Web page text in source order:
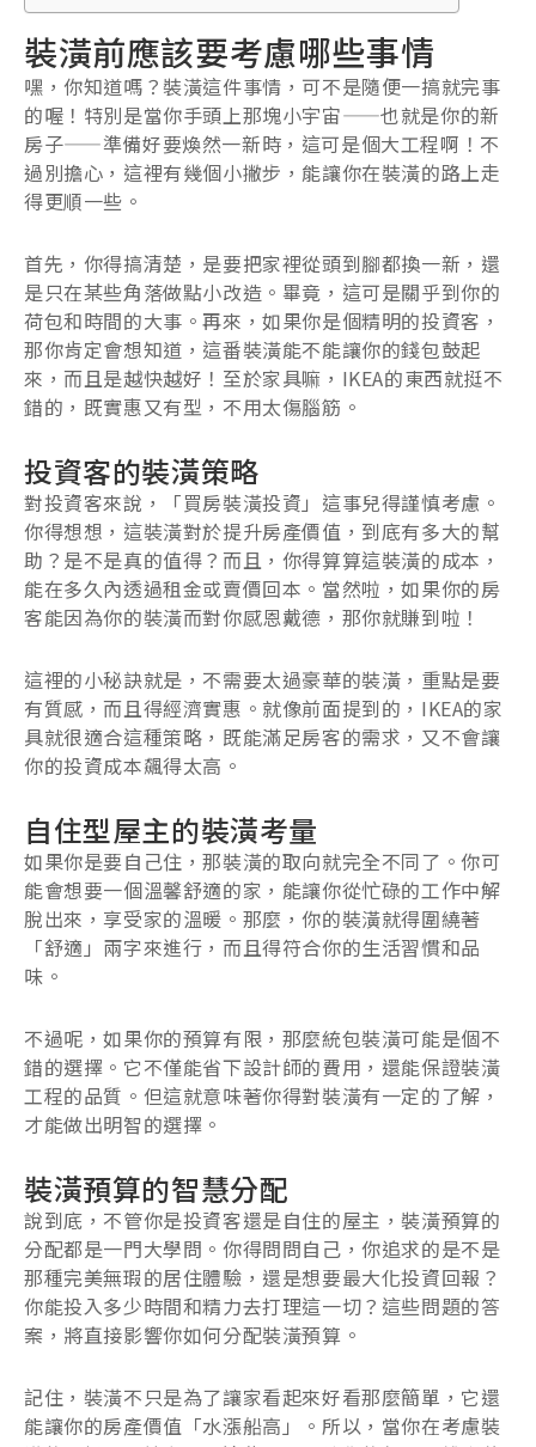
裝潢前應該要考慮哪些事情
嘿，你知道嗎？裝潢這件事情，可不是隨便一搞就完事
的喔！特別是當你手頭上那塊小宇宙——也就是你的新
房子——準備好要煥然一新時，這可是個大工程啊！不
過別擔心，這裡有幾個小撇步，能讓你在裝潢的路上走
得更順一些。
首先，你得搞清楚，是要把家裡從頭到腳都換一新，還
是只在某些角落做點小改造。畢竟，這可是關乎到你的
荷包和時間的大事。再來，如果你是個精明的投資客，
那你肯定會想知道，這番裝潢能不能讓你的錢包鼓起
來，而且是越快越好！至於家具嘛，IKEA的東西就挺不
錯的，既實惠又有型，不用太傷腦筋。
投資客的裝潢策略
對投資客來說，「買房裝潢投資」這事兒得謹慎考慮。
你得想想，這裝潢對於提升房產價值，到底有多大的幫
助？是不是真的值得？而且，你得算算這裝潢的成本，
能在多久內透過租金或賣價回本。當然啦，如果你的房
客能因為你的裝潢而對你感恩戴德，那你就賺到啦！
這裡的小秘訣就是，不需要太過豪華的裝潢，重點是要
有質感，而且得經濟實惠。就像前面提到的，IKEA的家
具就很適合這種策略，既能滿足房客的需求，又不會讓
你的投資成本飆得太高。
自住型屋主的裝潢考量
如果你是要自己住，那裝潢的取向就完全不同了。你可
能會想要一個溫馨舒適的家，能讓你從忙碌的工作中解
脫出來，享受家的溫暖。那麼，你的裝潢就得圍繞著
「舒適」兩字來進行，而且得符合你的生活習慣和品
味。
不過呢，如果你的預算有限，那麼統包裝潢可能是個不
錯的選擇。它不僅能省下設計師的費用，還能保證裝潢
工程的品質。但這就意味著你得對裝潢有一定的了解，
才能做出明智的選擇。
裝潢預算的智慧分配
說到底，不管你是投資客還是自住的屋主，裝潢預算的
分配都是一門大學問。你得問問自己，你追求的是不是
那種完美無瑕的居住體驗，還是想要最大化投資回報？
你能投入多少時間和精力去打理這一切？這些問題的答
案，將直接影響你如何分配裝潢預算。
記住，裝潢不只是為了讓家看起來好看那麼簡單，它還
能讓你的房產價值「水漲船高」。所以，當你在考慮裝